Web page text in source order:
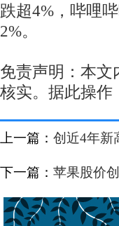
跌超4%，哔哩
2%。
免责声明：本文
核实。据此操作
上一篇： 创近4年新
下一篇： 苹果股价